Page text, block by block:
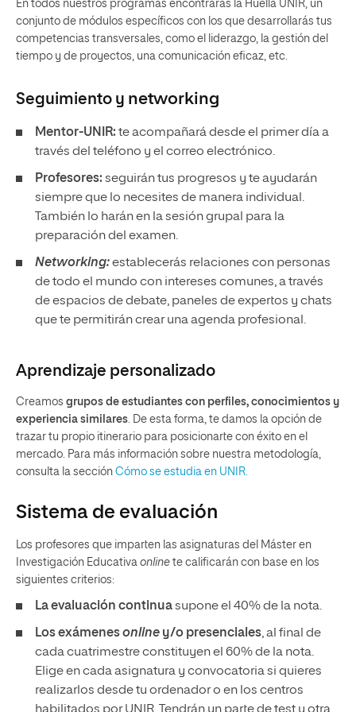
En todos nuestros programas encontrarás la Huella UNIR, un
conjunto de módulos específicos con los que desarrollarás tus
competencias transversales, como el liderazgo, la gestión del
tiempo y de proyectos, una comunicación eficaz, etc.
Seguimiento y networking
Mentor-UNIR: te acompañará desde el primer día a
través del teléfono y el correo electrónico.
Profesores: seguirán tus progresos y te ayudarán
siempre que lo necesites de manera individual.
También lo harán en la sesión grupal para la
preparación del examen.
Networking:establecerás relaciones con personas
de todo el mundo con intereses comunes, a través
de espacios de debate, paneles de expertos y chats
que te permitirán crear una agenda profesional.
Aprendizaje personalizado
Creamos grupos de estudiantes con perfiles, conocimientos y
experiencia similares. De esta forma, te damos la opción de
trazar tu propio itinerario para posicionarte con éxito en el
mercado. Para más información sobre nuestra metodología,
consulta la sección Cómo se estudia en UNIR.
Sistema de evaluación
Los profesores que imparten las asignaturas del Máster en
Investigación Educativa online te calificarán con base en los
siguientes criterios:
La evaluación continuasupone el 40% de la nota.
Los exámenesonline y/o presenciales, al final de
cada cuatrimestre constituyen el 60% de la nota.
Elige en cada asignatura y convocatoria si quieres
realizarlos desde tu ordenador o en los centros